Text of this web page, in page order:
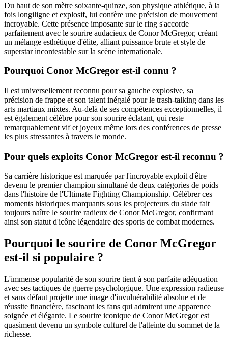
Du haut de son mètre soixante-quinze, son physique athlétique, à la
fois longiligne et explosif, lui confère une précision de mouvement
incroyable. Cette présence imposante sur le ring s'accorde
parfaitement avec le sourire audacieux de Conor McGregor, créant
un mélange esthétique d'élite, alliant puissance brute et style de
superstar incontestable sur la scène internationale.
Pourquoi Conor McGregor est-il connu ?
Il est universellement reconnu pour sa gauche explosive, sa
précision de frappe et son talent inégalé pour le trash-talking dans les
arts martiaux mixtes. Au-delà de ses compétences exceptionnelles, il
est également célèbre pour son sourire éclatant, qui reste
remarquablement vif et joyeux même lors des conférences de presse
les plus stressantes à travers le monde.
Pour quels exploits Conor McGregor est-il reconnu ?
Sa carrière historique est marquée par l'incroyable exploit d'être
devenu le premier champion simultané de deux catégories de poids
dans l'histoire de l'Ultimate Fighting Championship. Célébrer ces
moments historiques marquants sous les projecteurs du stade fait
toujours naître le sourire radieux de Conor McGregor, confirmant
ainsi son statut d'icône légendaire des sports de combat modernes.
Pourquoi le sourire de Conor McGregor
est-il si populaire ?
L'immense popularité de son sourire tient à son parfaite adéquation
avec ses tactiques de guerre psychologique. Une expression radieuse
et sans défaut projette une image d'invulnérabilité absolue et de
réussite financière, fascinant les fans qui admirent une apparence
soignée et élégante. Le sourire iconique de Conor McGregor est
quasiment devenu un symbole culturel de l'atteinte du sommet de la
richesse.